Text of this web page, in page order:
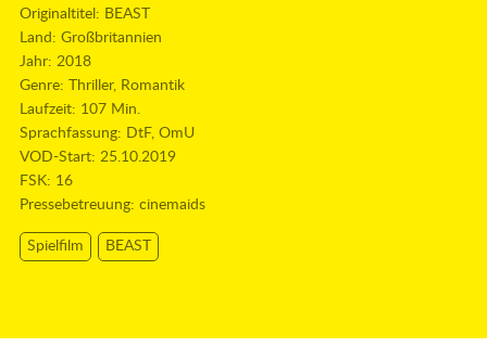
Originaltitel: BEAST
Land: Großbritannien
Jahr: 2018
Genre: Thriller, Romantik
Laufzeit: 107 Min.
Sprachfassung: DtF, OmU
VOD-Start: 25.10.2019
FSK: 16
Pressebetreuung: cinemaids
Spielfilm
BEAST